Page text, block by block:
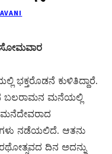
ಸೋಮವಾರ
ಭಕ್ತರೊಡನೆ ಕುಳಿತಿದ್ದಾರೆ.
ಬಲರಾಮನ ಮನೆಯಲ್ಲಿ
ನಡೆಯಲಿದೆ. ಆತನು
ರಥೋತ್ಸವದ ದಿನ ಅದನ್ನು